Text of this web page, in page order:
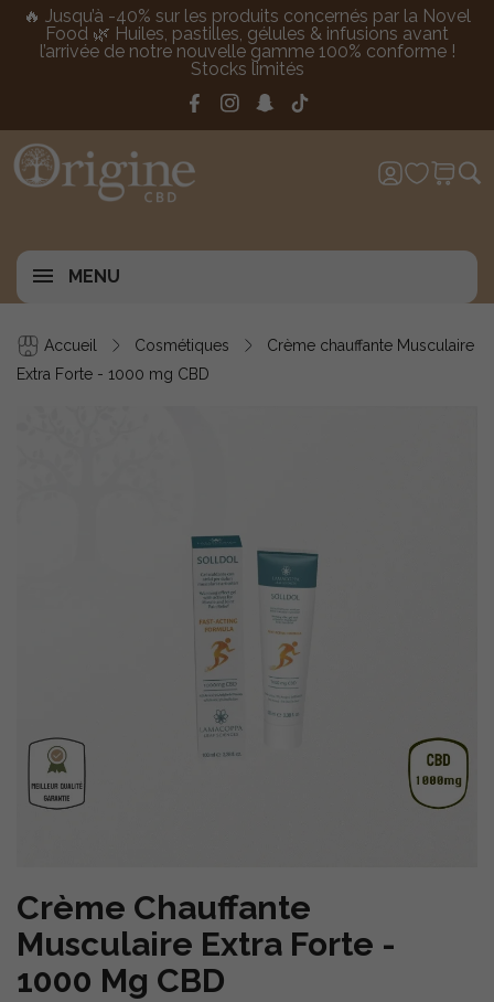
🔥 Jusqu’à -40% sur les produits concernés par la Novel
Food 🌿 Huiles, pastilles, gélules & infusions avant
l’arrivée de notre nouvelle gamme 100% conforme !
Stocks limités
MENU
Accueil Cosmétiques
Crème chauffante Musculaire
Extra Forte - 1000 mg CBD
Crème Chauffante
Musculaire Extra Forte -
1000 Mg CBD